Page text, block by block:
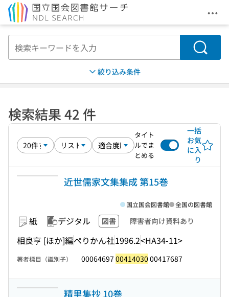
メ
検索
絞り込み条件
検索結果 42 件
タイト
ルでま
とめる
一括
お気
に入
り
近世儒家文集集成 第15巻
紙 デジタル 図書 障害者向け資料あり
相良亨 [ほか]編ぺりかん社1996.2<HA34-11>
国立国会図書館 全国の図書館
著者標目（識別子） 00064697 00414030 00417687
精里集抄 10巻